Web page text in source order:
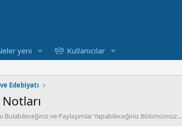
yeni Kullanıcılar
Edebiyatı
Bulabileceğiniz ve Paylaşımlar Yapabileceğiniz Bölümümüz...